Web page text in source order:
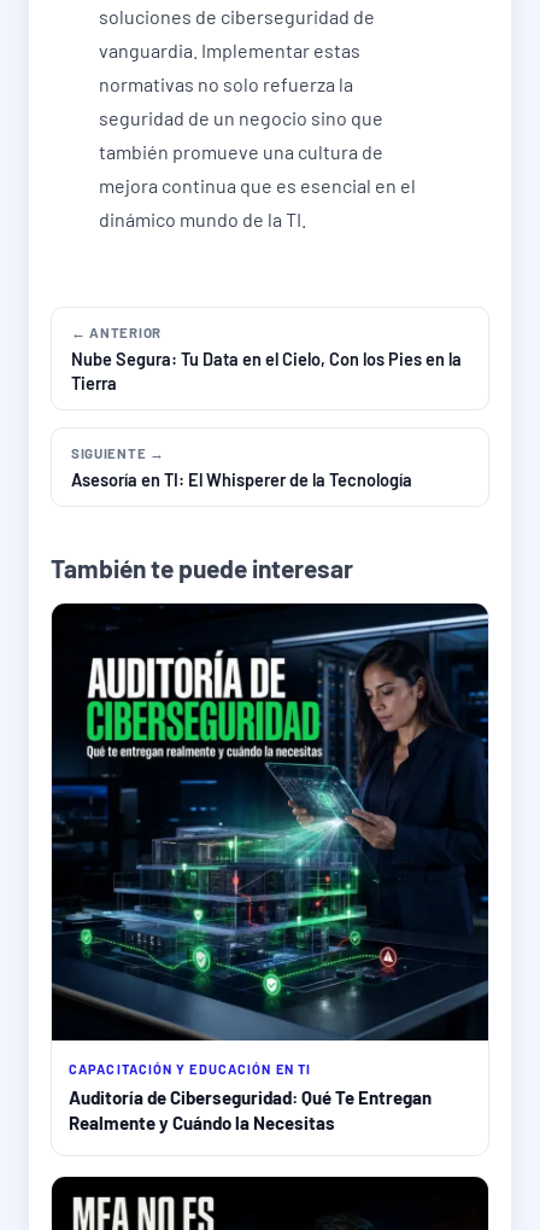
soluciones de ciberseguridad de
vanguardia. Implementar estas
normativas no solo refuerza la
seguridad de un negocio sino que
también promueve una cultura de
mejora continua que es esencial en el
dinámico mundo de la TI.
← ANTERIOR
Nube Segura: Tu Data en el Cielo, Con los Pies en la
Tierra
SIGUIENTE →
Asesoría en TI: El Whisperer de la Tecnología
También te puede interesar
CAPACITACIÓN Y EDUCACIÓN EN TI
Auditoría de Ciberseguridad: Qué Te Entregan
Realmente y Cuándo la Necesitas